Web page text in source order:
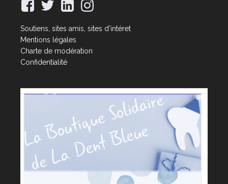
Soutiens, sites amis, sites d'intéret
Mentions légales
Charte de modération
Confidentialité